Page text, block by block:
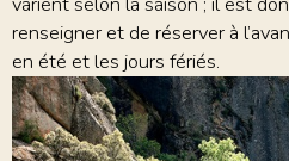
renseigner et de réserver à
en été et les jours fériés.